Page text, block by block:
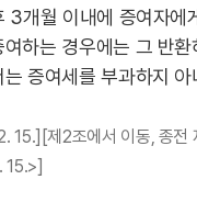
3개월 이내에 증여자에
하는 경우에는 그 반환
증여세를 부과하지 아
15.][제2조에서 이동, 종전
15.>]